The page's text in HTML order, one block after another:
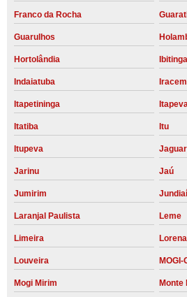
Franco da Rocha
Guarulhos
Hortolândia Ibitinga
Indaiatuba
Itapetininga
Itatiba Itu
Itupeva
Jarinu Jaú
Jumirim Jundiaí
Laranjal Paulista Leme
Limeira Lorena
Louveira MOGI-
Mogi Mirim Monte